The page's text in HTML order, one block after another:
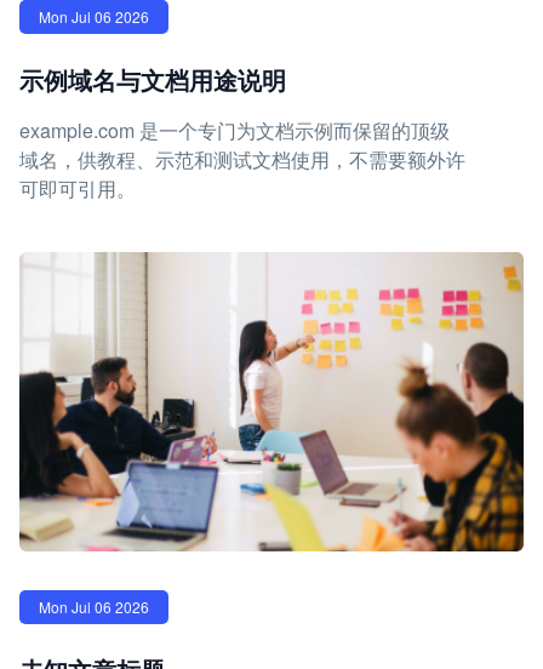
Mon Jul 06 2026
示例域名与文档用途说明
example.com 是一个专门为文档示例而保留的顶级
域名，供教程、示范和测试文档使用，不需要额外许
可即可引用。
Mon Jul 06 2026